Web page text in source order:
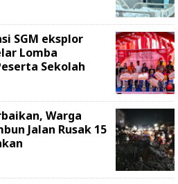
SGM eksplor
Lomba
Sekolah
Warga
Jalan Rusak 15